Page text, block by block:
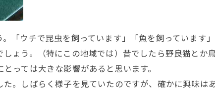
「ウチで昆虫を飼っています」「魚を飼っています
ょう。（特にこの地域では）昔でしたら野良猫とか鳥
っては大きな影響があると思います。
。しばらく様子を見ていたのですが、確かに興味は